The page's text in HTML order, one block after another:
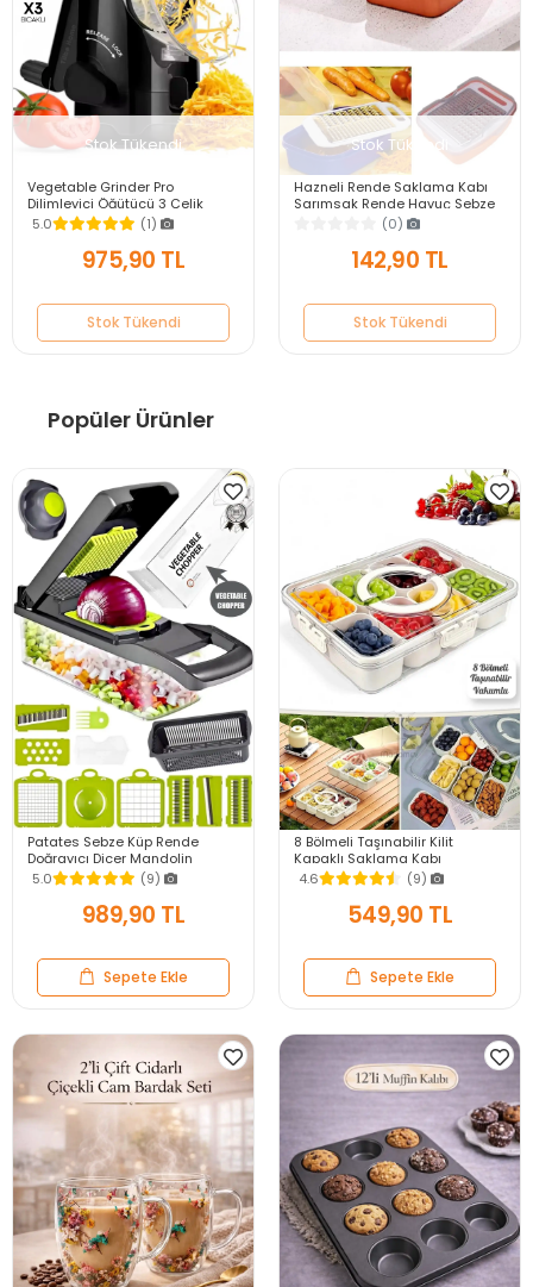
Stok Tükendi
Vegetable Grinder Pro
Dilimleyici Öğütücü 3 Çelik
Bıçaklı Kollu Rende Sebze
Doğrayıcı Mutfak Robotu
5.0 (1)
975,90 TL
Stok Tükendi
Stok Tükendi
Hazneli Rende Saklama Kabı
Sarımsak Rende Havuç Sebze
Rendesi Mutfak Dilimleyici
Doğrayıcı Rende
(0)
142,90 TL
Stok Tükendi
Popüler Ürünler
Patates Sebze Küp Rende
Doğrayıcı Dicer Mandolin
Dilimleyici Jülyen Kesici
Vegetable Chopper Seti
5.0 (9)
989,90 TL
Sepete Ekle
8 Bölmeli Taşınabilir Kilit
Kapaklı Saklama Kabı
Kahvaltılık Organizer Piknik Seti
Gıda Kutusu
4.6 (9)
549,90 TL
Sepete Ekle